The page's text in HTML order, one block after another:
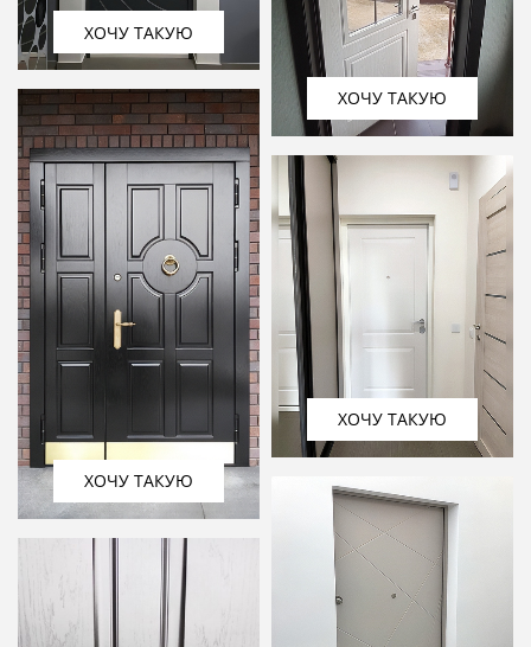
ХОЧУ ТАКУЮ
ХОЧУ ТАКУЮ
ХОЧУ ТАКУЮ
ХОЧУ ТАКУЮ